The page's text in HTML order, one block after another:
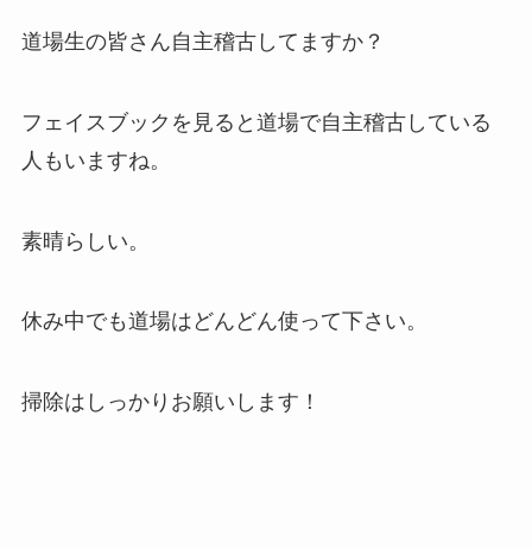
道場生の皆さん自主稽古してますか？
フェイスブックを見ると道場で自主稽古している
人もいますね。
素晴らしい。
休み中でも道場はどんどん使って下さい。
掃除はしっかりお願いします！